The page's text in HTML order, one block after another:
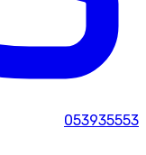
053935553